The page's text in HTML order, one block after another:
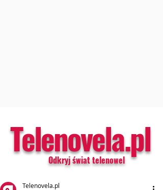
Telenovela.pl
Odkryj świat telenowel
Telenovela.pl